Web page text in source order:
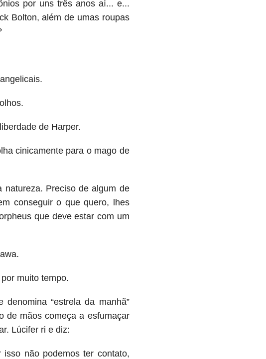
por uns três anos aí... e...
Bolton, além de umas roupas
de Harper.
cinicamente para o mago de
natureza. Preciso de algum de
conseguir o que quero, lhes
que deve estar com um
muito tempo.
“estrela da manhã”
de mãos começa a esfumaçar
Lúcifer ri e diz:
não podemos ter contato,